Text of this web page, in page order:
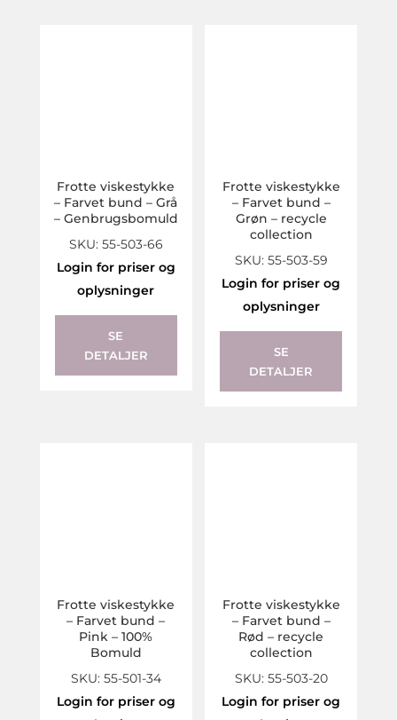
Frotte viskestykke
– Farvet bund – Grå
– Genbrugsbomuld
SKU: 55-503-66
Login for priser og
oplysninger
SE
DETALJER
Frotte viskestykke
– Farvet bund –
Grøn – recycle
collection
SKU: 55-503-59
Login for priser og
oplysninger
SE
DETALJER
Frotte viskestykke
– Farvet bund –
Pink – 100%
Bomuld
SKU: 55-501-34
Login for priser og
Frotte viskestykke
– Farvet bund –
Rød – recycle
collection
SKU: 55-503-20
Login for priser og